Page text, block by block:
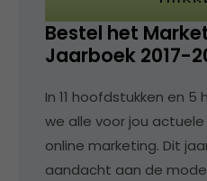
Bestel het
Jaarboek 2017-
In 11 hoofdstukken en
we alle voor jou
online marketing. Dit
aandacht aan de